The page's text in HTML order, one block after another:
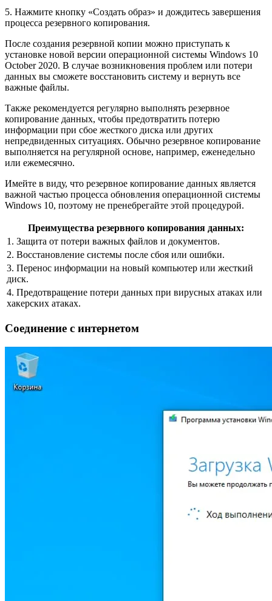
5. Нажмите кнопку «Создать образ» и дождитесь завершения
процесса резервного копирования.
После создания резервной копии можно приступать к
установке новой версии операционной системы Windows 10
October 2020. В случае возникновения проблем или потери
данных вы сможете восстановить систему и вернуть все
важные файлы.
Также рекомендуется регулярно выполнять резервное
копирование данных, чтобы предотвратить потерю
информации при сбое жесткого диска или других
непредвиденных ситуациях. Обычно резервное копирование
выполняется на регулярной основе, например, еженедельно
или ежемесячно.
Имейте в виду, что резервное копирование данных является
важной частью процесса обновления операционной системы
Windows 10, поэтому не пренебрегайте этой процедурой.
Преимущества резервного копирования данных:
1. Защита от потери важных файлов и документов.
2. Восстановление системы после сбоя или ошибки.
3. Перенос информации на новый компьютер или жесткий
диск.
4. Предотвращение потери данных при вирусных атаках или
хакерских атаках.
Соединение с интернетом